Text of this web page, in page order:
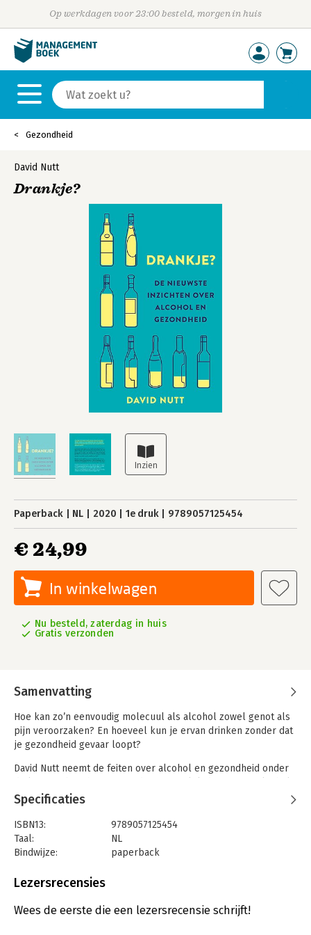
Op werkdagen voor 23:00 besteld, morgen in huis
Gezondheid
David Nutt
Drankje?
Paperback NL 2020 1e druk 9789057125454
€ 24,99
In winkelwagen
Nu besteld, zaterdag in huis
Gratis verzonden
Samenvatting
Hoe kan zo’n eenvoudig molecuul als alcohol zowel genot als
pijn veroorzaken? En hoeveel kun je ervan drinken zonder dat
je gezondheid gevaar loopt?
David Nutt neemt de feiten over alcohol en gezondheid onder
door het lichaam. Daarbij bespreekt hij drankgerelateerde
kwesties waarover je graag meer wilt weten, zoals verslaving,
psychische en lichamelijke gezondheid, slaap, hormonen en
vruchtbaarheid, jongeren en alcohol, agressie – maar ook de
sociale voordelen van drank.
Drankje? maakt duidelijk wat ‘verantwoord drinken’ betekent
en biedt je de wetenschappelijke feiten om zelf een beslissing
te kunnen nemen over je alcoholgebruik en het al dan niet
stoppen met drinken.
Specificaties
ISBN13:
9789057125454
Taal:
NL
Bindwijze:
paperback
Uitgever:
Verschijningsdatum:
11-12-2020
Lezersrecensies
Wees de eerste die een lezersrecensie schrijft!